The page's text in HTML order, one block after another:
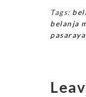
Tags:
belanja
pasaraya,